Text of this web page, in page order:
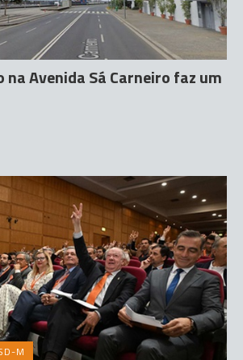
Avenida Sá Carneiro faz um
M